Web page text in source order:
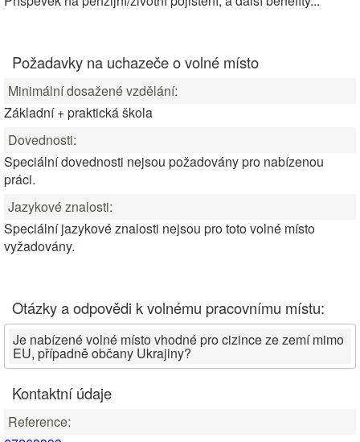
Požadavky na uchazeče o volné místo
Minimální dosažené vzdělání:
Základní + praktická škola
Dovednosti:
Speciální dovednosti nejsou požadovány pro nabízenou
práci.
Jazykové znalosti:
Speciální jazykové znalosti nejsou pro toto volné místo
vyžadovány.
Otázky a odpovědi k volnému pracovnímu místu:
Je nabízené volné místo vhodné pro cizince ze zemí mimo
EU, případně občany Ukrajiny?
Kontaktní údaje
Reference: